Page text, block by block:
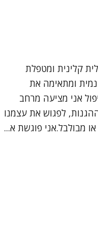
קלינית ומטפלת
ומתאימה את
אני מציעה מרחב
לפגוש את עצמנו
מבולבל.אני פוגשת א...